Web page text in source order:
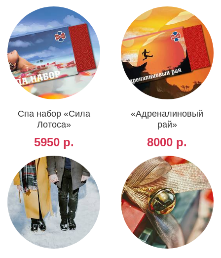
Спа набор «Сила
Лотоса»
5950 р.
«Адреналиновый
рай»
8000 р.